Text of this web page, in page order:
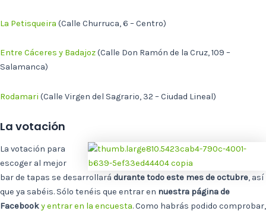
La Petisqueira (Calle Churruca, 6 – Centro)
Entre Cáceres y Badajoz(Calle Don Ramón de la Cruz, 109 –
Salamanca)
Rodamari (Calle Virgen del Sagrario, 32 – Ciudad Lineal)
La votación
La votación para
escoger al mejor
bar de tapas se desarrollará durante todo este mes de octubre, así
que ya sabéis. Sólo tenéis que entrar en nuestra página de
Facebooky entrar en la encuesta. Como habrás podido comprobar,